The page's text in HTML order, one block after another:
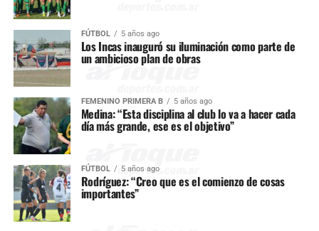
FÚTBOL 5 años ago
Los Incas inauguró su iluminación como parte de
un ambicioso plan de obras
FEMENINO PRIMERA B 5 años ago
Medina: “Esta disciplina al club lo va a hacer cada
día más grande, ese es el objetivo”
FÚTBOL 5 años ago
Rodríguez: “Creo que es el comienzo de cosas
importantes”